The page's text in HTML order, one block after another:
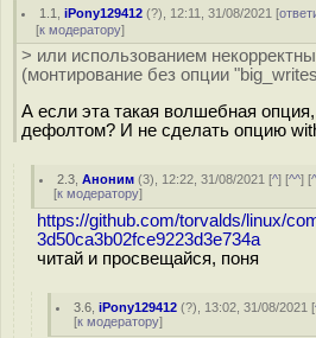
1.1 ,iPony129412 (?), 12:11, 31/08/2021 [
[к модератору]
> или использованием
(монтирование без опции
А если эта такая волшебная
дефолтом? И не сделать опцию
2.3 ,Аноним (3), 12:22, 31/08/2021 [^] [^^] [
[к модератору]
https://github.com/torvalds/linux/
3d50ca3b02fce9223d3e734a
читай и просвещайся, поня
3.6 ,iPony129412 (?), 13:02, 31/08/2021 [
[к модератору]